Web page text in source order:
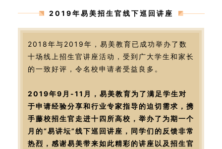
2019年易美招生官线下巡回讲座
2018年与2019年，易美教育已成功举办了数
十场线上招生官讲座活动，受到广大学生和家长
的一致好评，令名校申请者受益良多。
2019年9月-11月，易美教育为了满足学生对
于申请经验分享和行业专家指导的迫切需求，携
手藤校招生官走进十四所高校，举办了为期一个
月的“易讲坛”线下巡回讲座，同学们的反馈非常
热烈，感谢易美带来如此精彩的讲座以及招生官